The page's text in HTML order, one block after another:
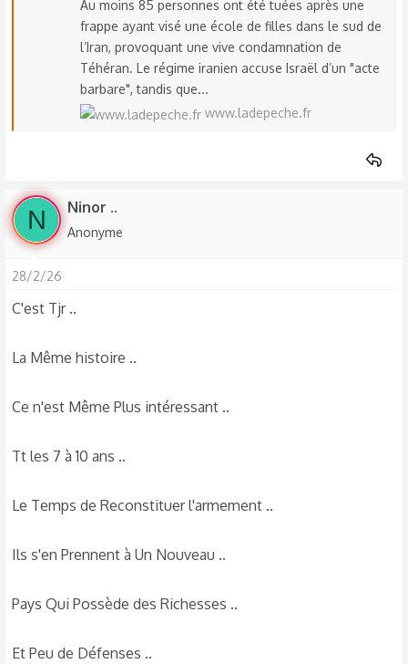
Au moins 85 personnes ont été tuées après une
frappe ayant visé une école de filles dans le sud de
l’Iran, provoquant une vive condamnation de
Téhéran. Le régime iranien accuse Israël d’un "acte
barbare", tandis que...
www.ladepeche.fr
N Ninor ..
Anonyme
28/2/26
C'est Tjr ..
La Même histoire ..
Ce n'est Même Plus intéressant ..
Tt les 7 à 10 ans ..
Le Temps de Reconstituer l'armement ..
Ils s'en Prennent à Un Nouveau ..
Pays Qui Possède des Richesses ..
Et Peu de Défenses ..